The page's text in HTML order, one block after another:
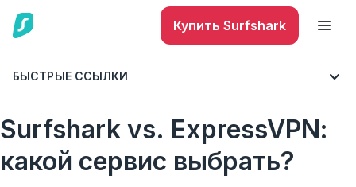
Купить Surfshark
БЫСТРЫЕ ССЫЛКИ
БЛОГ ВСЕ О VPN
Surfshark vs. ExpressVPN:
какой сервис выбрать?